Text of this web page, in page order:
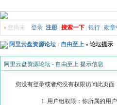
» 您尚未 登录 注册 搜索一下 银行 勋章
阿里云盘资源论坛 - 自由至上 » 论坛提示
阿里云盘资源论坛 - 自由至上 提示信息
您没有登录或者您没有权限访问此页面
用户组权限：你所属的用